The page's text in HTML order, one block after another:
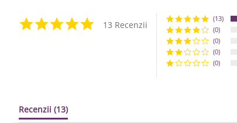
5.0 star rating
13 Recenzii
(13)
(0)
(0)
(0)
(0)
Recenzii (13)